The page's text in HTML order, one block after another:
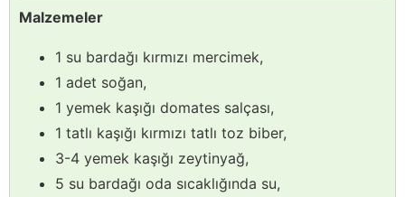
Malzemeler
1 su bardağı kırmızı mercimek,
1 adet soğan,
1 yemek kaşığı domates salçası,
1 tatlı kaşığı kırmızı tatlı toz biber,
3-4 yemek kaşığı zeytinyağ,
5 su bardağı oda sıcaklığında su,